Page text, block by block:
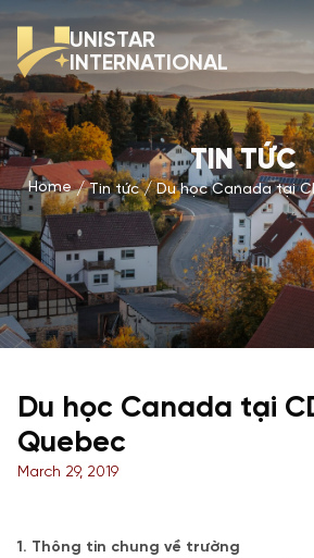
UNISTAR
INTERNATIONAL
TIN TỨC
Home Tin tức Du học Canada tại
Du học Canada tại
Quebec
March 29, 2019
1. Thông tin chung về trường